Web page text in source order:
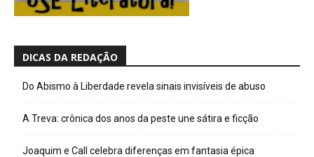
DICAS DA REDAÇÃO
Do Abismo à Liberdade revela sinais invisíveis de abuso
A Treva: crônica dos anos da peste une sátira e ficção
Joaquim e Call celebra diferenças em fantasia épica